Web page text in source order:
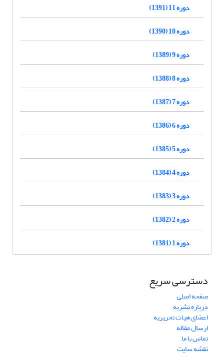
دوره 11 (1391)
دوره 10 (1390)
دوره 9 (1389)
دوره 8 (1388)
دوره 7 (1387)
دوره 6 (1386)
دوره 5 (1385)
دوره 4 (1384)
دوره 3 (1383)
دوره 2 (1382)
دوره 1 (1381)
دسترسی سریع
صفحه اصلی
درباره نشریه
اعضای هیات تحریریه
ارسال مقاله
تماس با ما
نقشه سایت